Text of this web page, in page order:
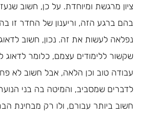
ציון מרגשת ומיוחדת. על כן, חשוב
בהם ברגע הזה, וריענון של החדר זו
נפלאה לעשות את זה. נכון, חשוב
שקשור ללימודים עצמם, כלומר לדאוג
עבודה טוב וכן הלאה, אבל חשוב לא
לדברים שמסביב, והמיטה בה בני
חשוב ביותר עבורם, ולו רק מבחינת